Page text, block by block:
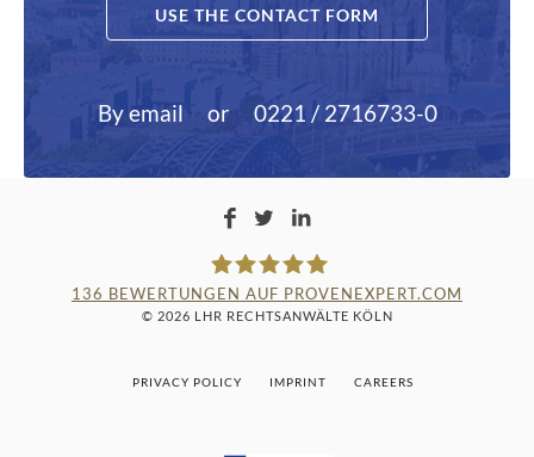
USE THE CONTACT FORM
By email or 0221 / 2716733-0
136 BEWERTUNGEN AUF PROVENEXPERT.COM
© 2026 LHR RECHTSANWÄLTE KÖLN
PRIVACY POLICY IMPRINT CAREERS